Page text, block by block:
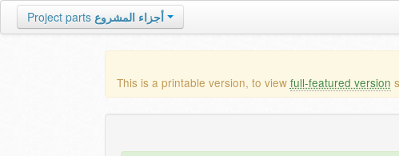
Project parts أجزاء المشروع
This is a printable version, to view full-featured version